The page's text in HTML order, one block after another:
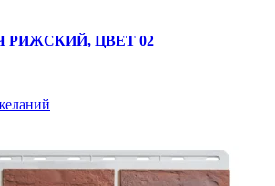
РИЖСКИЙ, ЦВЕТ 02